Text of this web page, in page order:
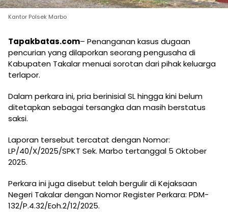
Kantor Polsek Marbo
Tapakbatas.com– Penanganan kasus dugaan
pencurian yang dilaporkan seorang pengusaha di
Kabupaten Takalar menuai sorotan dari pihak keluarga
terlapor.
Dalam perkara ini, pria berinisial SL hingga kini belum
ditetapkan sebagai tersangka dan masih berstatus
saksi.
Laporan tersebut tercatat dengan Nomor:
LP/40/X/2025/SPKT Sek. Marbo tertanggal 5 Oktober
2025.
Perkara ini juga disebut telah bergulir diKejaksaan
Negeri Takalardengan Nomor Register Perkara: PDM-
132/P.4.32/Eoh.2/12/2025.